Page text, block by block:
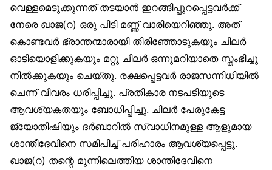
വെള്ളമെടുക്കുന്നത് തടയാൻ ഇറങ്ങിപ്പുറപ്പെട്ടവർക്ക്
നേരെ ഖാജ(റ) ഒരു പിടി മണ്ണ് വാരിയെറിഞ്ഞു. അത്
കൊണ്ടവർ ഭ്രാന്തന്മാരായി തിരിഞ്ഞോടുകയും ചിലർ
ഓടിയൊളിക്കുകയും മറ്റു ചിലർ ഒന്നുമറിയാതെ സ്തംഭിച്ചു
നിൽക്കുകയും ചെയ്തു. രക്ഷപ്പെട്ടവർ രാജസന്നിധിയിൽ
ചെന്ന് വിവരം ധരിപ്പിച്ചു. പ്രതികാര നടപടിയുടെ
ആവശ്യകതയും ബോധിപ്പിച്ചു. ചിലർ പേരുകേട്ട
ജ്യോതിഷിയും ദർബാറിൽ സ്വാധീനമുള്ള ആളുമായ
ശാന്തീദേവിനെ സമീപിച്ച് പരിഹാരം ആവശ്യപ്പെട്ടു.
ഖാജ(റ) തന്റെ മുന്നിലെത്തിയ ശാന്തിദേവിനെ